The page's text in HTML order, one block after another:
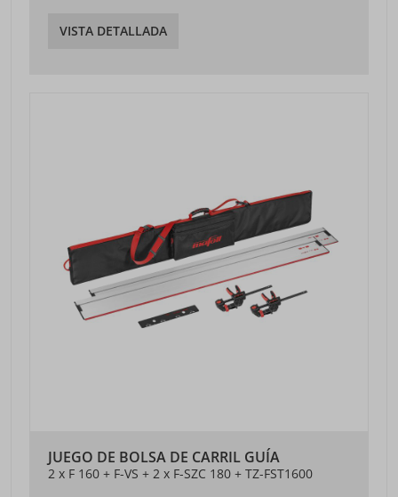
VISTA DETALLADA
JUEGO DE BOLSA DE CARRIL GUÍA
2 x F 160 + F-VS + 2 x F-SZC 180 + TZ-FST1600